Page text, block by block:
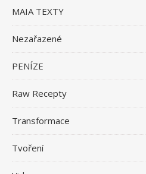
MAIA TEXTY
Nezařazené
PENÍZE
Raw Recepty
Transformace
Tvoření